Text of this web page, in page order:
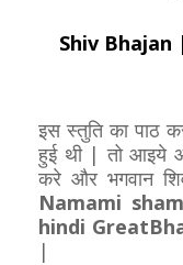
Shiv Bhajan |
इस स्तुति का पाठ
हुई थी | तो आइये
करे और भगवान
Namami
hindi
|